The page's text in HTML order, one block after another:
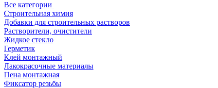
Все категории
Строительная химия
Добавки для строительных растворов
Растворители, очистители
Жидкое стекло
Герметик
Клей монтажный
Лакокрасочные материалы
Пена монтажная
Фиксатор резьбы